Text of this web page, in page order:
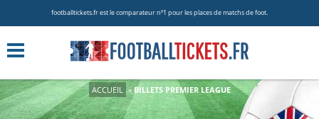
footballtickets.fr est le comparateur nº1 pour les places de matchs de foot.
ACCUEIL » BILLETS PREMIER LEAGUE